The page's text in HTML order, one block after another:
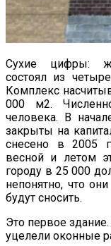
Сухие цифры:
состоял из
Комплекс
000 м2.
человека. В
закрыты на
снесено в 2005
весной и летом
городу в 25 000
непонятно, что
будут сносить.
Это первое
уцелели оконные